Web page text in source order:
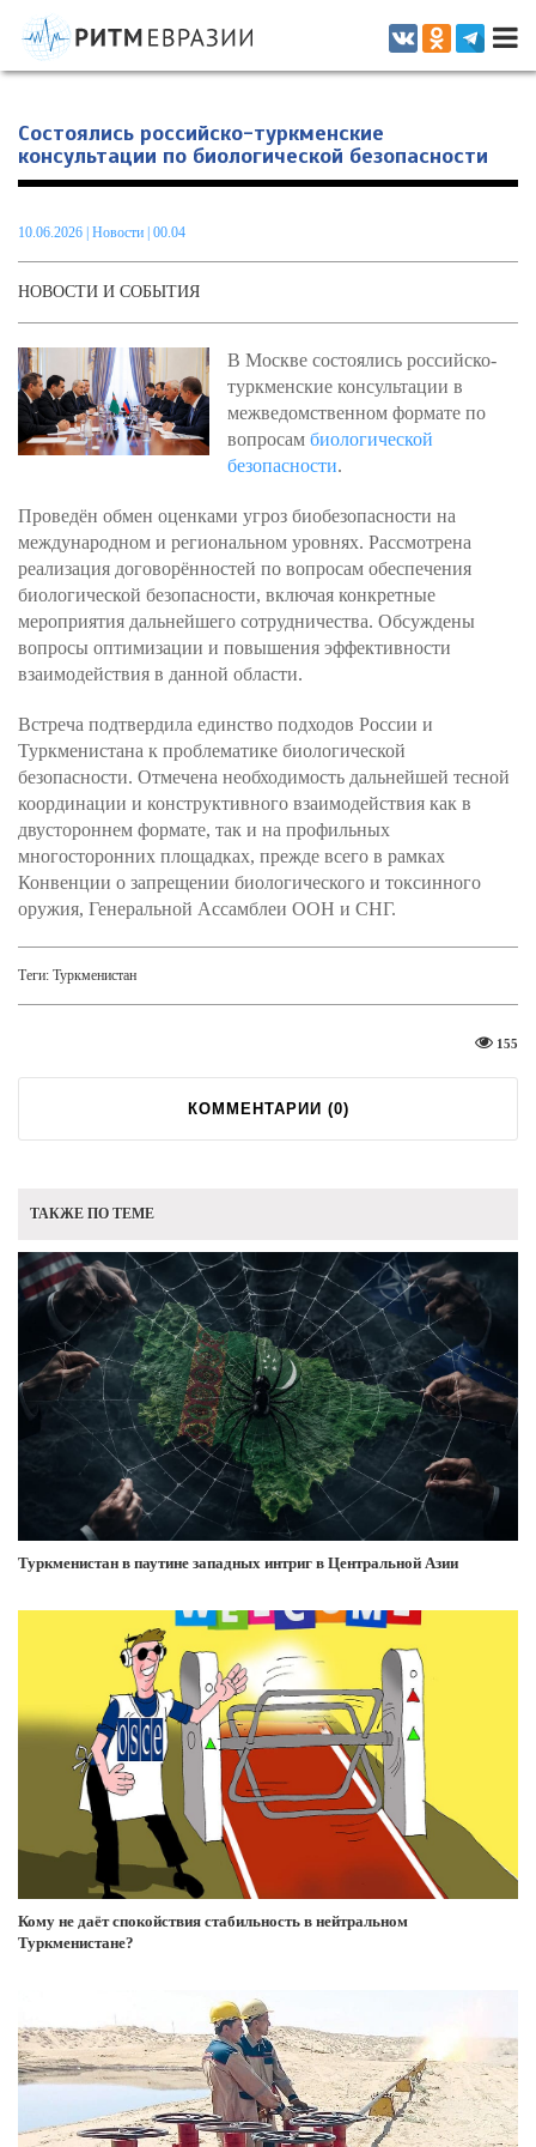
Информационно-аналитическое издание, посвященное актуальным
проблемам интеграции на постсоветском пространстве
Состоялись российско-туркменские
консультации по биологической безопасности
10.06.2026 Новости | 00.04
НОВОСТИ И СОБЫТИЯ
В Москве состоялись российско-
туркменские консультации в
межведомственном формате по
вопросам биологической
безопасности.
Проведён обмен оценками угроз биобезопасности на
международном и региональном уровнях. Рассмотрена
реализация договорённостей по вопросам обеспечения
биологической безопасности, включая конкретные
мероприятия дальнейшего сотрудничества. Обсуждены
вопросы оптимизации и повышения эффективности
взаимодействия в данной области.
Встреча подтвердила единство подходов России и
Туркменистана к проблематике биологической
безопасности. Отмечена необходимость дальнейшей тесной
координации и конструктивного взаимодействия как в
двустороннем формате, так и на профильных
многосторонних площадках, прежде всего в рамках
Конвенции о запрещении биологического и токсинного
оружия, Генеральной Ассамблеи ООН и СНГ.
Теги: Туркменистан
155
КОММЕНТАРИИ (0)
ТАКЖЕ ПО ТЕМЕ
Туркменистан в паутине западных интриг в Центральной Азии
Кому не даёт спокойствия стабильность в нейтральном
Туркменистане?